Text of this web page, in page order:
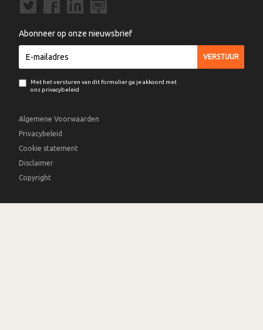
Abonneer op onze nieuwsbrief
Met het versturen van dit formulier ga je akkoord met
ons privacybeleid
Algemene Voorwaarden
Privacybeleid
Cookie statement
Disclaimer
Copyright